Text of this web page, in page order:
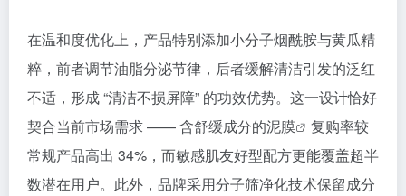
在温和度优化上，产品特别添加小分子烟酰胺与黄瓜精
粹，前者调节油脂分泌节律，后者缓解清洁引发的泛红
不适，形成 “清洁不损屏障” 的功效优势。这一设计恰好
契合当前市场需求 —— 含舒缓成分的泥膜
复购率较
常规产品高出 34%，而敏感肌友好型配方更能覆盖超半
数潜在用户。此外，品牌采用分子筛净化技术保留成分